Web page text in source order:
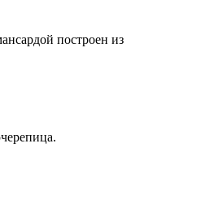
построен из